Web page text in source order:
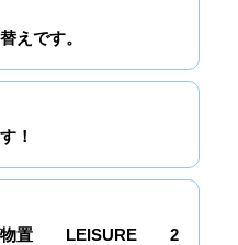
えです。
！
グ物置 LEISURE 2